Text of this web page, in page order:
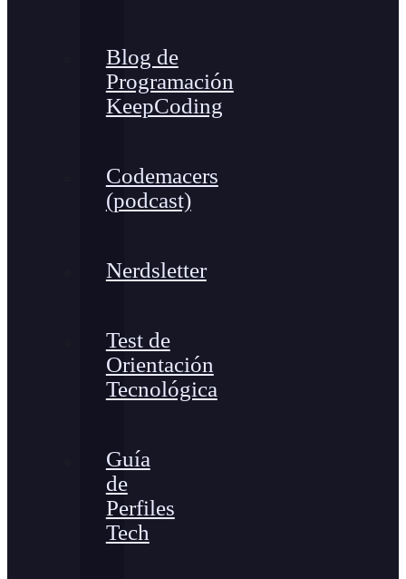
Blog de
Programación
KeepCoding
Codemacers
(podcast)
Nerdsletter
Test de
Orientación
Tecnológica
Guía
de
Perfiles
Tech